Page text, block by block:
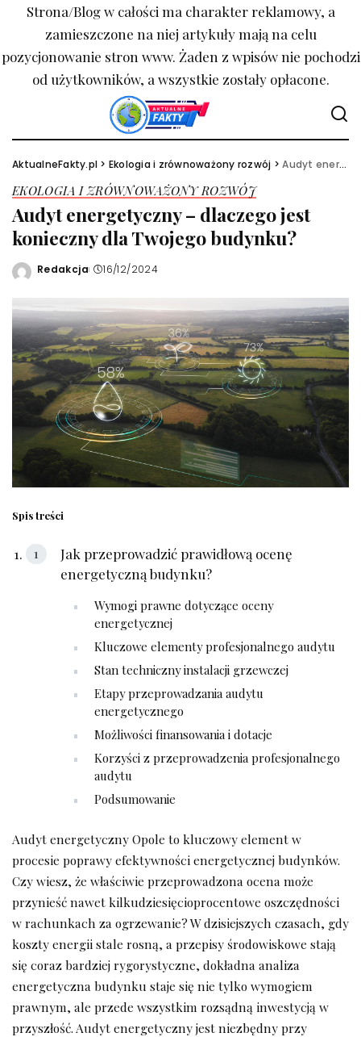
Strona/Blog w całości ma charakter reklamowy, a
zamieszczone na niej artykuły mają na celu
pozycjonowanie stron www. Żaden z wpisów nie pochodzi
od użytkowników, a wszystkie zostały opłacone.
AktualneFakty.pl > Ekologia i zrównoważony rozwój >Audyt energetyczny – dlaczego jest konieczny dla Twojego budynku?
EKOLOGIA I ZRÓWNOWAŻONY ROZWÓJ
Audyt energetyczny – dlaczego jest
konieczny dla Twojego budynku?
Wysłany
Redakcja 16/12/2024
Spis treści
Jak przeprowadzić prawidłową ocenę
energetyczną budynku?
Wymogi prawne dotyczące oceny
energetycznej
Kluczowe elementy profesjonalnego audytu
Stan techniczny instalacji grzewczej
Etapy przeprowadzania audytu
energetycznego
Możliwości finansowania i dotacje
Korzyści z przeprowadzenia profesjonalnego
audytu
Podsumowanie
Audyt energetyczny Opole to kluczowy element w
procesie poprawy efektywności energetycznej budynków.
Czy wiesz, że właściwie przeprowadzona ocena może
przynieść nawet kilkudziesięcioprocentowe oszczędności
w rachunkach za ogrzewanie? W dzisiejszych czasach, gdy
koszty energii stale rosną, a przepisy środowiskowe stają
się coraz bardziej rygorystyczne, dokładna analiza
energetyczna budynku staje się nie tylko wymogiem
prawnym, ale przede wszystkim rozsądną inwestycją w
przyszłość. Audyt energetyczny jest niezbędny przy